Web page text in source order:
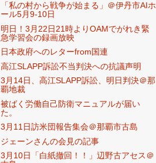
「私の村から戦争が始まる」＠伊丹市AIホ
ール5月9-10日
明日！3月22日21時よりOAMでがれき緊
急学習会の録画放映
日本政府へのレターfrom国連
高江SLAPP訴訟不当判決への抗議声明
3月14日、高江SLAPP訴訟、明日判決＠那
覇地裁
被ばく労働自己防衛マニュアルが届い
た。
3月11日訪米団報告集会＠那覇市古島
ジェーンさんの会見の記事
3月10日「白紙撤回！！」辺野古アセス＠